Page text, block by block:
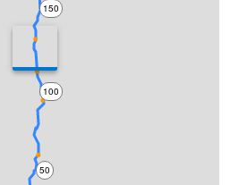
50
100
150